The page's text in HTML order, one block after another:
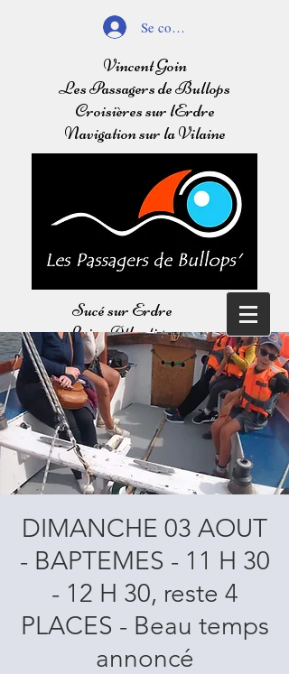
Se connecter
Vincent Goin
Les Passagers de Bullops
Croisières sur lErdre
Navigation sur la Vilaine
Sucé sur Erdre
Loire Atlantique
Balades sur l'Erdre
Navigation sur la Vilaine
DIMANCHE 03 AOUT
- BAPTEMES - 11 H 30
- 12 H 30, reste 4
PLACES - Beau temps
annoncé